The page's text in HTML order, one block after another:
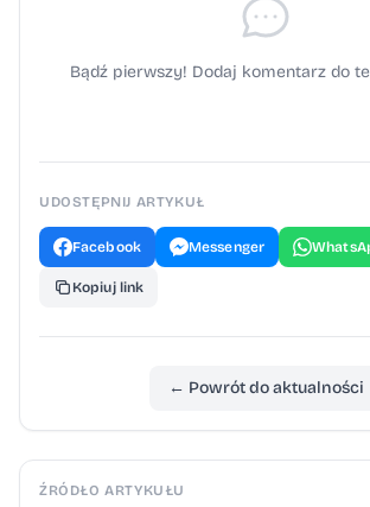
uprawnień grozi do dwóch lat
wolności.
Bądź pierwszy! Dodaj komentarz do
UDOSTĘPNIJ ARTYKUŁ
Facebook Messenger
Kopiuj link
← Powrót do aktualności
ŹRÓDŁO ARTYKUŁU